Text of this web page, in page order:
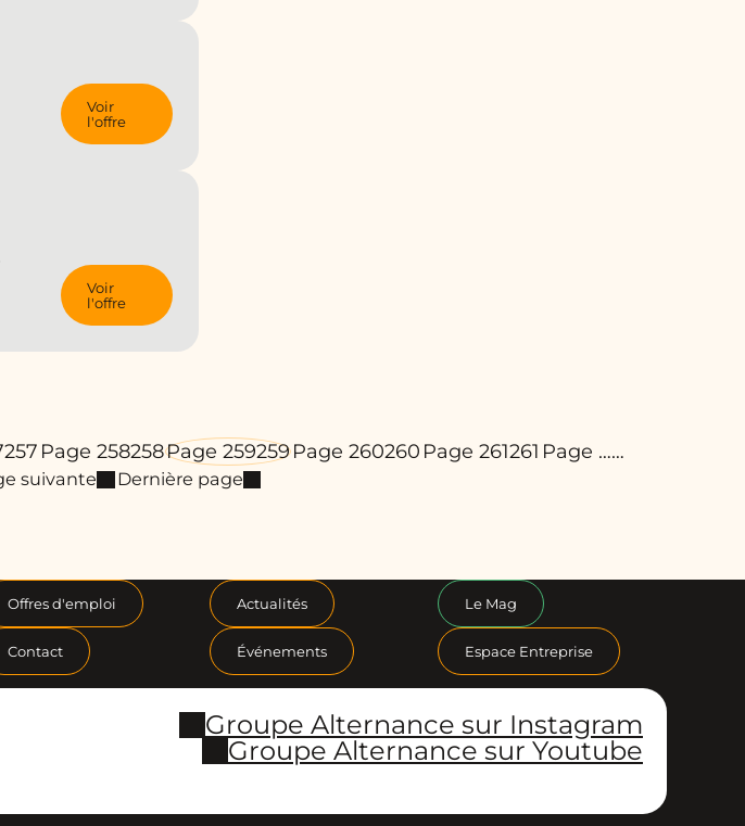
Voir
l'offre
Voir
l'offre
257 Page 258258Page 259259Page 260260 Page 261261 Page ……
suivante Dernière page
Offres d'emploi Actualités Le Mag
Contact Événements Espace Entreprise
Groupe Alternance sur Instagram
Groupe Alternance sur Youtube